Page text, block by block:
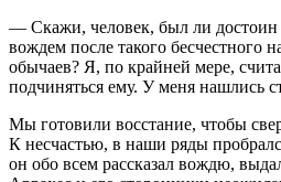
— Скажи, человек, был ли достоин
вождем после такого бесчестного
обычаев? Я, по крайней мере,
подчиняться ему. У меня нашлись
Мы готовили восстание, чтобы
К несчастью, в наши ряды
он обо всем рассказал вождю,